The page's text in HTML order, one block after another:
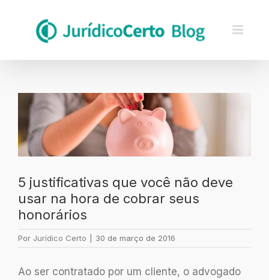
content
Ver
imagem
maior
5 justificativas que você não deve
usar na hora de cobrar seus
honorários
Por Jurídico Certo 30 de março de 2016
Ao ser contratado por um cliente, o advogado